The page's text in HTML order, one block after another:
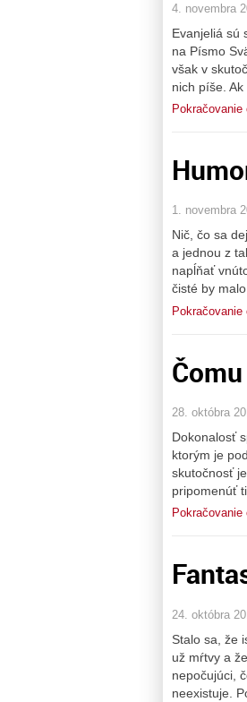
4. novembra
Evanjeliá sú
na Písmo
však v
nich píše.
Pokračovanie
1. novembra
Nič, čo sa
a jednou z
napĺňať
čisté by
Pokračovanie
28. októbra
Dokonalosť
ktorým je
skutočnosť
pripomenúť
Pokračovanie
24. októbra
Stalo sa, že
už mŕtvy a
nepočujúci,
neexistuje.